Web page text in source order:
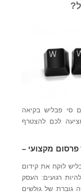
סי פבליש בקיאה
לכם להצטרף
פרסום מקצועי –
לוקח את קידום
רגועים: העסק
גוברת של גולשים